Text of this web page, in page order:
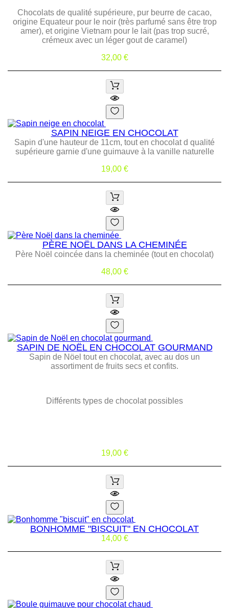
Chocolats de qualité supérieure, pur beurre de cacao,
origine Equateur pour le noir (très parfumé sans être trop
amer), et origine Vietnam pour le lait (pas trop sucré,
crémeux avec un léger gout de caramel)
32,00 €Prix
SAPIN NEIGE EN CHOCOLAT
Sapin d'une hauteur de 11cm, tout en chocolat d qualité
supérieure garnie d'une guimauve à la vanille naturelle
19,00 €Prix
PÈRE NOËL DANS LA CHEMINÉE
Père Noël coincée dans la cheminée (tout en chocolat)
48,00 €Prix
SAPIN DE NOËL EN CHOCOLAT GOURMAND
Sapin de Nöel tout en chocolat, avec au dos un
assortiment de fruits secs et confits.
Différents types de chocolat possibles
19,00 €Prix
BONHOMME "BISCUIT" EN CHOCOLAT
14,00 €Prix